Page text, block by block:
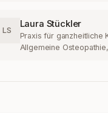
LS
Laura Stückler